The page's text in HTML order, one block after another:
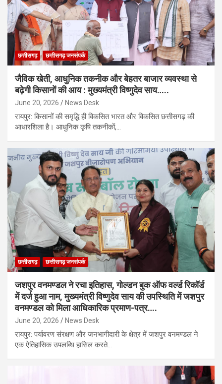
छत्तीसगढ़ छत्तीसगढ़ जनसंपर्क
जैविक खेती, आधुनिक तकनीक और बेहतर बाजार व्यवस्था से
बढ़ेगी किसानों की आय : मुख्यमंत्री विष्णुदेव साय…..
June 20, 2026 News Desk
रायपुर: किसानों की समृद्धि ही विकसित भारत और विकसित छत्तीसगढ़ की
आधारशिला है। आधुनिक कृषि तकनीकों,…
छत्तीसगढ़ छत्तीसगढ़ जनसंपर्क
जशपुर वनमण्डल ने रचा इतिहास, गोल्डन बुक ऑफ वर्ल्ड रिकॉर्ड
में दर्ज हुआ नाम, मुख्यमंत्री विष्णुदेव साय की उपस्थिति में जशपुर
वनमण्डल को मिला आधिकारिक प्रमाण-पत्र….
June 20, 2026 News Desk
रायपुर: पर्यावरण संरक्षण और जनभागीदारी के क्षेत्र में जशपुर वनमण्डल ने
एक ऐतिहासिक उपलब्धि हासिल करते…